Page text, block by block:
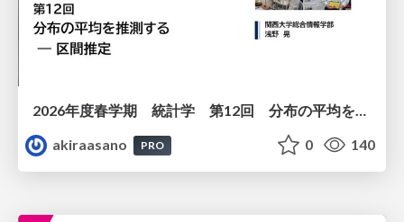
2026年度春学期 統計学 第12回 分布の平均を推測する ― 区間推定 (2026. 6. 18)
akiraasano
PRO 0 140